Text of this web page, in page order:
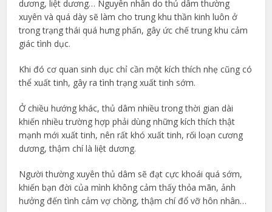
dương, liệt dương… Nguyên nhân do thủ dâm thường
xuyên và quá dày sẽ làm cho trung khu thần kinh luôn ở
trong trạng thái quá hưng phấn, gây ức chế trung khu cảm
giác tình dục.
Khi đó cơ quan sinh dục chỉ cần một kích thích nhẹ cũng có
thể xuất tinh, gây ra tình trạng xuất tinh sớm.
Ở chiều hướng khác, thủ dâm nhiều trong thời gian dài
khiến nhiều trường hợp phải dùng những kích thích thật
mạnh mới xuất tinh, nên rất khó xuất tinh, rối loạn cương
dương, thậm chí là liệt dương.
Người thường xuyên thủ dâm sẽ đạt cực khoái quá sớm,
khiến bạn đời của mình không cảm thấy thỏa mãn, ảnh
hưởng đến tình cảm vợ chồng, thậm chí đổ vỡ hôn nhân…